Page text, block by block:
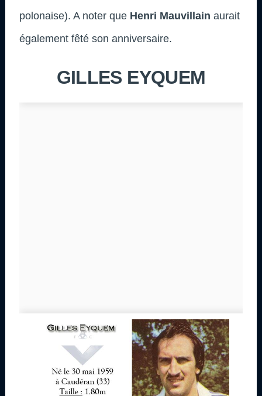
polonaise). A noter que Henri Mauvillain aurait
également fêté son anniversaire.
GILLES EYQUEM